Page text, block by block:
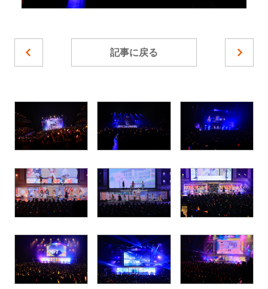
記事に戻る